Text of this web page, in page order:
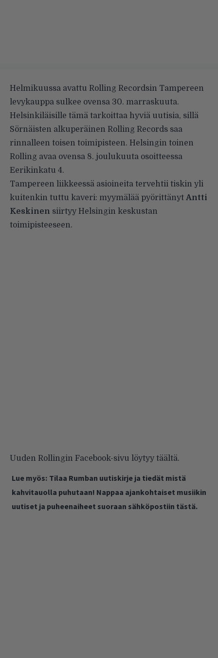
Helmikuussa avattu Rolling Recordsin Tampereen
levykauppa sulkee ovensa 30. marraskuuta.
Helsinkiläisille tämä tarkoittaa hyviä uutisia, sillä
Sörnäisten alkuperäinen Rolling Records saa
rinnalleen toisen toimipisteen. Helsingin toinen
Rolling avaa ovensa 8. joulukuuta osoitteessa
Eerikinkatu 4.
Tampereen liikkeessä asioineita tervehtii tiskin yli
kuitenkin tuttu kaveri: myymälää pyörittänyt Antti
Keskinen siirtyy Helsingin keskustan
toimipisteeseen.
Uuden Rollingin Facebook-sivu löytyy täältä.
Lue myös: Tilaa Rumban uutiskirje ja tiedät mistä
kahvitauolla puhutaan! Nappaa ajankohtaiset musiikin
uutiset ja puheenaiheet suoraan sähköpostiin tästä.